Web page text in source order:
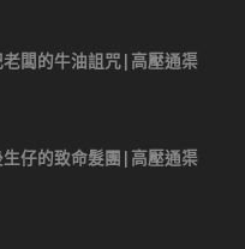
闆的牛油詛咒|高壓通渠
仔的致命髮團|高壓通渠